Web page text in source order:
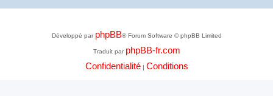
Développé par phpBB® Forum Software © phpBB Limited
Traduit par phpBB-fr.com
Confidentialité| Conditions